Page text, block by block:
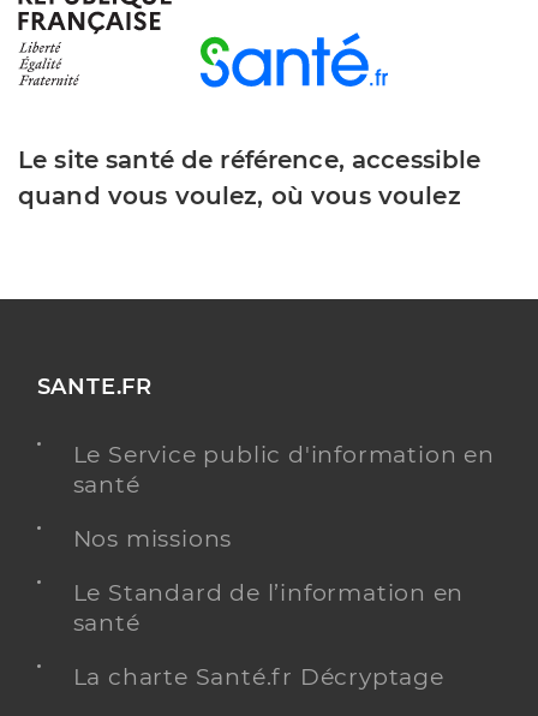
Le site santé de référence, accessible
quand vous voulez, où vous voulez
SANTE.FR
Le Service public d'information en
santé
Nos missions
Le Standard de l’information en
santé
La charte Santé.fr Décryptage